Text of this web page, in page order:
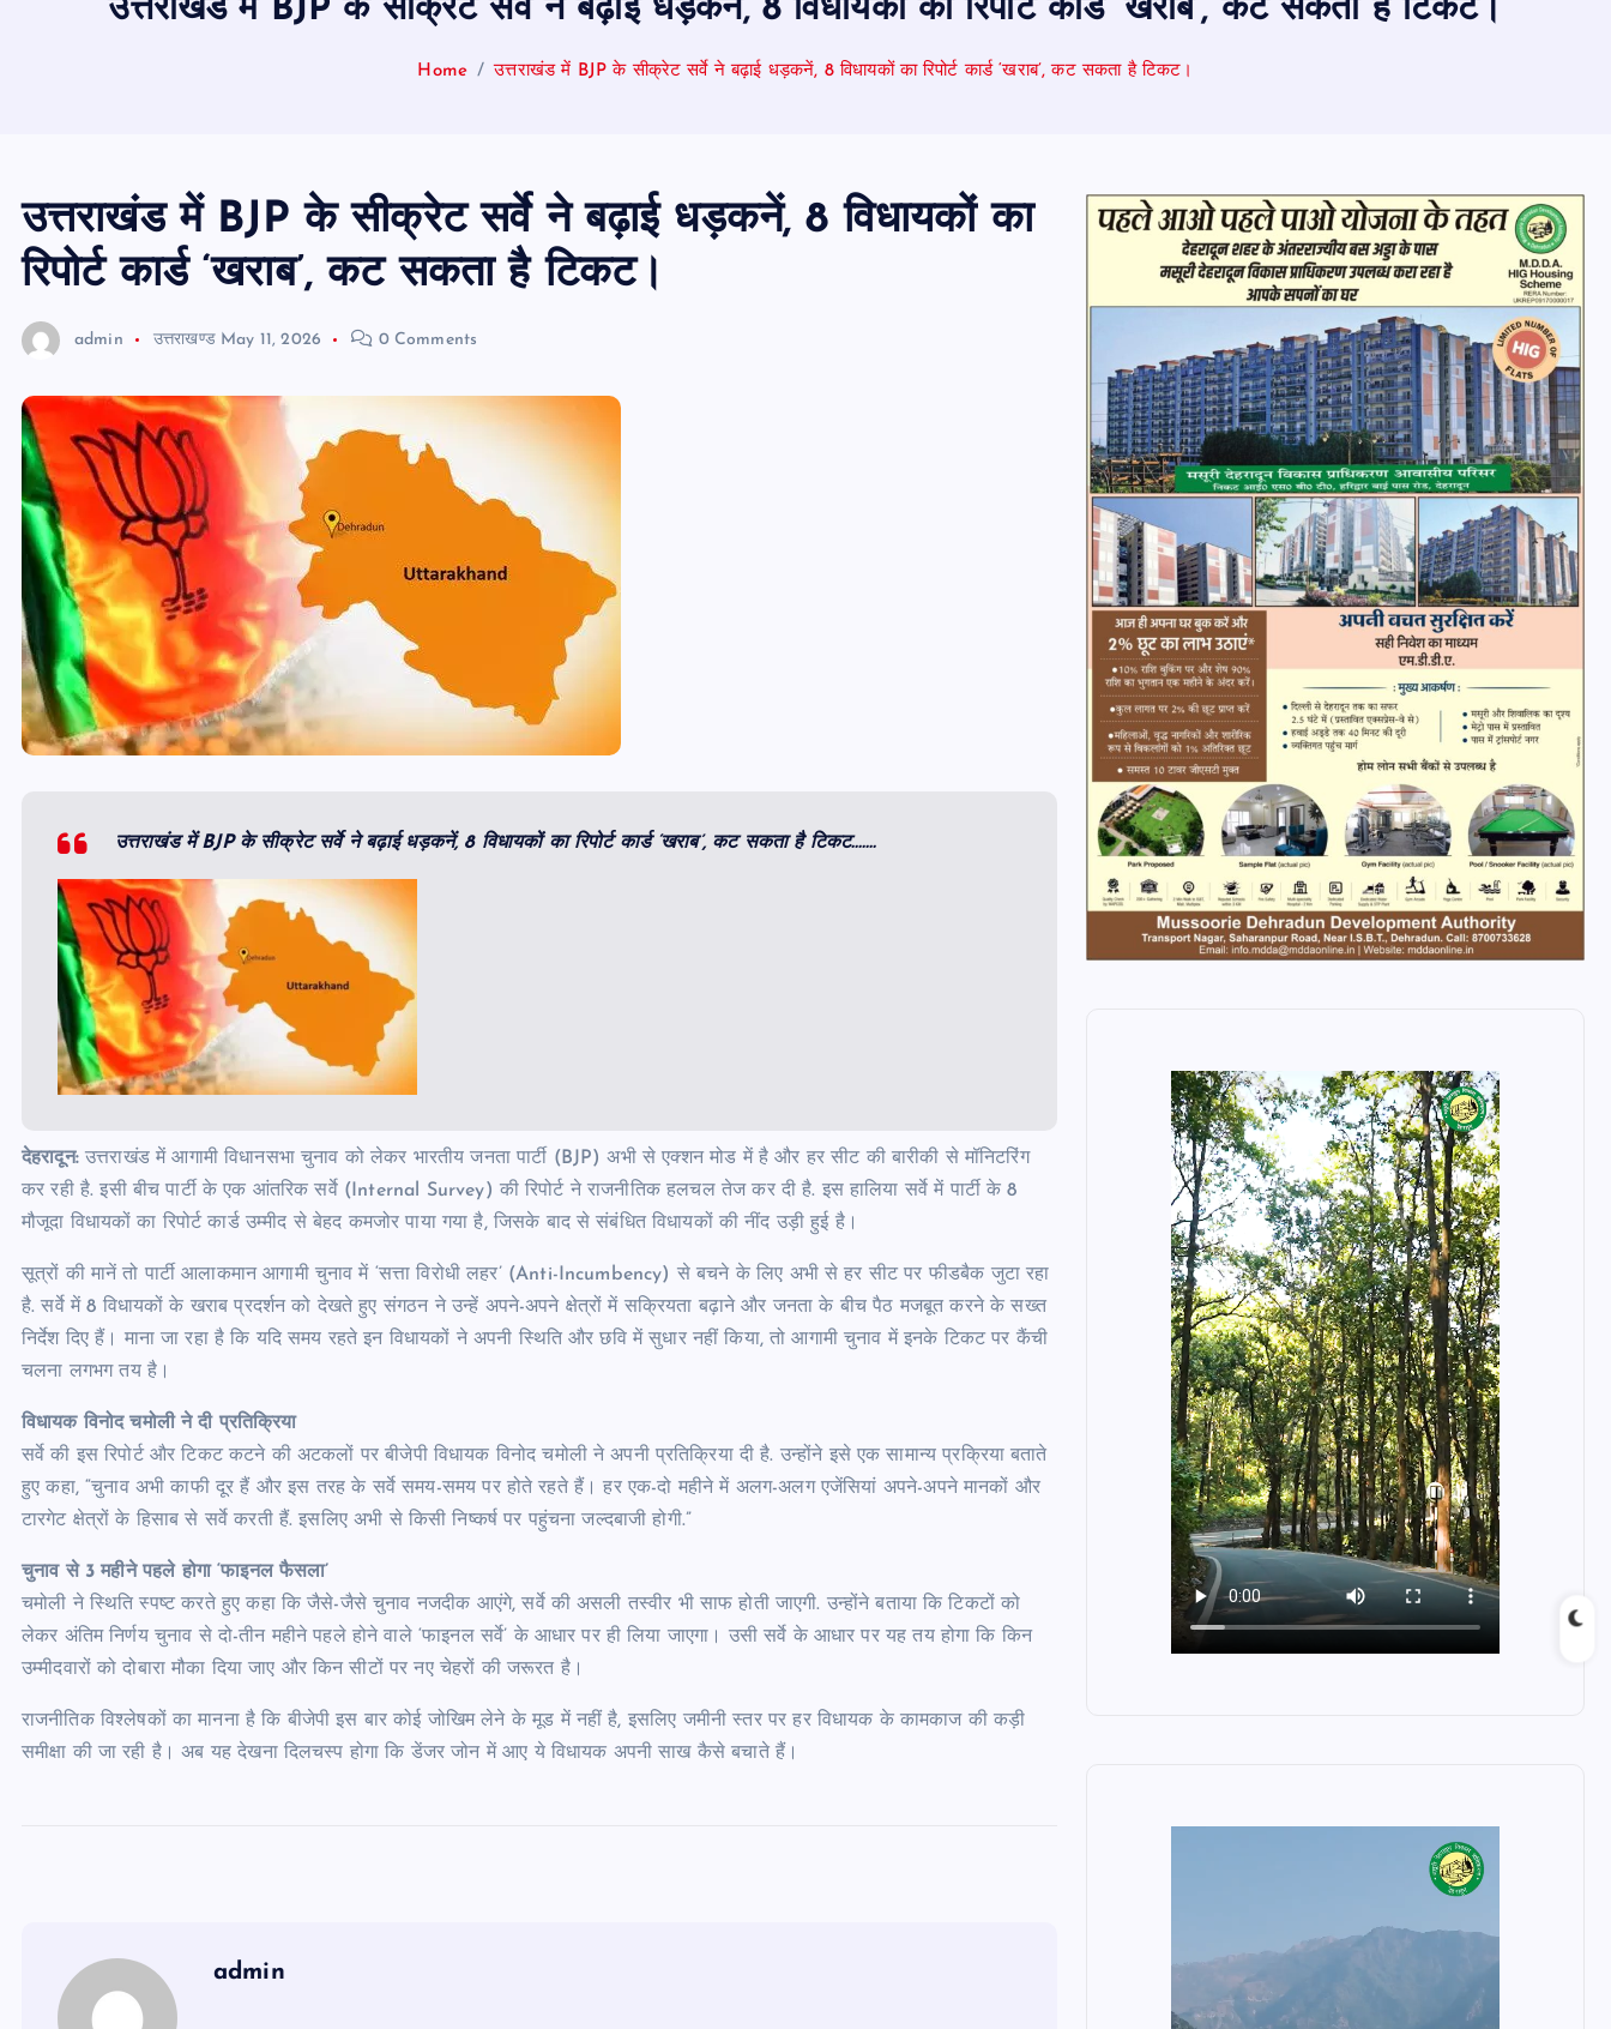
उत्तराखंड में BJP के सीक्रेट सर्वे ने बढ़ाई धड़कनें, 8 विधायकों का रिपोर्ट कार्ड ‘खराब’, कट सकता है टिकट।
Home उत्तराखंड में BJP के सीक्रेट सर्वे ने बढ़ाई धड़कनें, 8 विधायकों का रिपोर्ट कार्ड ‘खराब’, कट सकता है टिकट।
उत्तराखंड में BJP के सीक्रेट सर्वे ने बढ़ाई धड़कनें, 8 विधायकों का
रिपोर्ट कार्ड ‘खराब’, कट सकता है टिकट।
admin उत्तराखण्ड May 11, 2026 0 Comments
उत्तराखंड में BJP के सीक्रेट सर्वे ने बढ़ाई धड़कनें, 8 विधायकों का रिपोर्ट कार्ड ‘खराब’, कट सकता है टिकट…….
देहरादून:उत्तराखंड में आगामी विधानसभा चुनाव को लेकर भारतीय जनता पार्टी (BJP) अभी से एक्शन मोड में है और हर सीट की बारीकी से मॉनिटरिंग
कर रही है. इसी बीच पार्टी के एक आंतरिक सर्वे (Internal Survey) की रिपोर्ट ने राजनीतिक हलचल तेज कर दी है. इस हालिया सर्वे में पार्टी के 8
मौजूदा विधायकों का रिपोर्ट कार्ड उम्मीद से बेहद कमजोर पाया गया है, जिसके बाद से संबंधित विधायकों की नींद उड़ी हुई है।
सूत्रों की मानें तो पार्टी आलाकमान आगामी चुनाव में ‘सत्ता विरोधी लहर’ (Anti-Incumbency) से बचने के लिए अभी से हर सीट पर फीडबैक जुटा रहा
है. सर्वे में 8 विधायकों के खराब प्रदर्शन को देखते हुए संगठन ने उन्हें अपने-अपने क्षेत्रों में सक्रियता बढ़ाने और जनता के बीच पैठ मजबूत करने के सख्त
निर्देश दिए हैं। माना जा रहा है कि यदि समय रहते इन विधायकों ने अपनी स्थिति और छवि में सुधार नहीं किया, तो आगामी चुनाव में इनके टिकट पर कैंची
चलना लगभग तय है।
विधायक विनोद चमोली ने दी प्रतिक्रिया
सर्वे की इस रिपोर्ट और टिकट कटने की अटकलों पर बीजेपी विधायक विनोद चमोली ने अपनी प्रतिक्रिया दी है. उन्होंने इसे एक सामान्य प्रक्रिया बताते
हुए कहा, “चुनाव अभी काफी दूर हैं और इस तरह के सर्वे समय-समय पर होते रहते हैं। हर एक-दो महीने में अलग-अलग एजेंसियां अपने-अपने मानकों और
टारगेट क्षेत्रों के हिसाब से सर्वे करती हैं. इसलिए अभी से किसी निष्कर्ष पर पहुंचना जल्दबाजी होगी.”
चुनाव से 3 महीने पहले होगा ‘फाइनल फैसला’
चमोली ने स्थिति स्पष्ट करते हुए कहा कि जैसे-जैसे चुनाव नजदीक आएंगे, सर्वे की असली तस्वीर भी साफ होती जाएगी. उन्होंने बताया कि टिकटों को
लेकर अंतिम निर्णय चुनाव से दो-तीन महीने पहले होने वाले ‘फाइनल सर्वे’ के आधार पर ही लिया जाएगा। उसी सर्वे के आधार पर यह तय होगा कि किन
उम्मीदवारों को दोबारा मौका दिया जाए और किन सीटों पर नए चेहरों की जरूरत है।
राजनीतिक विश्लेषकों का मानना है कि बीजेपी इस बार कोई जोखिम लेने के मूड में नहीं है, इसलिए जमीनी स्तर पर हर विधायक के कामकाज की कड़ी
समीक्षा की जा रही है। अब यह देखना दिलचस्प होगा कि डेंजर जोन में आए ये विधायक अपनी साख कैसे बचाते हैं।
admin